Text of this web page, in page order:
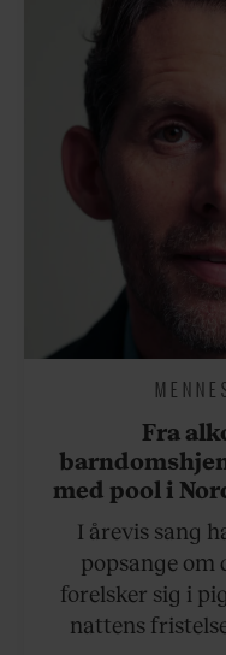
Fra
med pool i
skal du høre
Rasmus
I årevis sang
popsange om
forelsker sig i
nattens